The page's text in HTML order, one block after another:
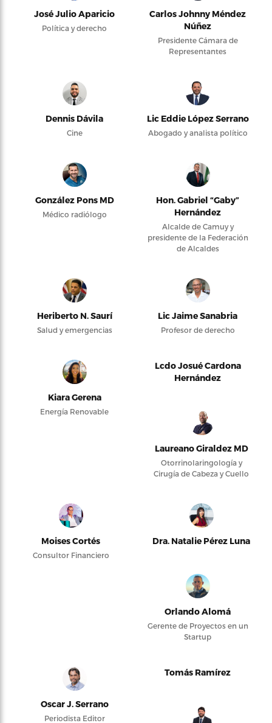
José Julio Aparicio
Política y derecho
Carlos Johnny Méndez
Núñez
Presidente Cámara de
Representantes
Dennis Dávila
Cine
Lic Eddie López Serrano
Abogado y analista político
González Pons MD
Médico radiólogo
Hon. Gabriel “Gaby”
Hernández
Alcalde de Camuy y
presidente de la Federación
de Alcaldes
Heriberto N. Saurí
Salud y emergencias
Lic Jaime Sanabria
Profesor de derecho
Kiara Gerena
Energía Renovable
Lcdo Josué Cardona
Hernández
Laureano Giraldez MD
Otorrinolaringología y
Cirugía de Cabeza y Cuello
Moises Cortés
Consultor Financiero
Dra. Natalie Pérez Luna
Orlando Alomá
Gerente de Proyectos en un
Startup
Oscar J. Serrano
Periodista Editor
Tomás Ramírez